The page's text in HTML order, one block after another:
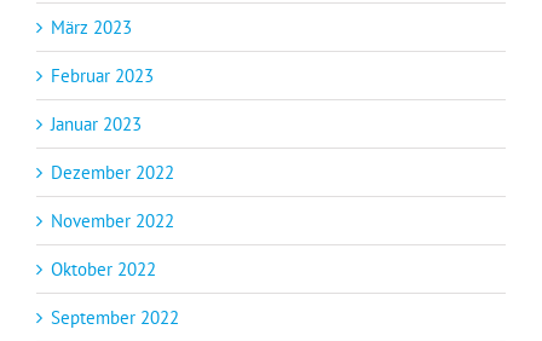
März 2023
Februar 2023
Januar 2023
Dezember 2022
November 2022
Oktober 2022
September 2022